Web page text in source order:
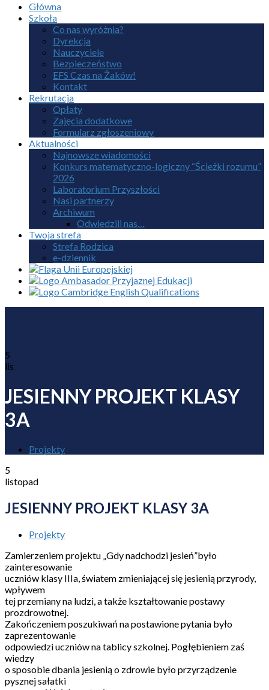
Główna
Szkoła
Co nas wyróżnia?
Dyrekcja
Nauczyciele
Bezpieczeństwo
EFS Czas na Żaków!
Kontakt
Rekrutacja
Opłaty
Zajęcia dodatkowe
Formularz zgłoszeniowy
Aktualności
Najnowsze wiadomości
Konkurs matematyczno-logiczny “Ścieżki rozumu”
2026
Laboratorium Przyszłości
Nasi partnerzy
Archiwum
Odwiedzili nas…
Twoja strefa
Strefa Rodzica
e-dziennik
5
lis
JESIENNY PROJEKT KLASY
3A
Projekty
5
listopad
JESIENNY PROJEKT KLASY 3A
Projekty
Zamierzeniem projektu „Gdy nadchodzi jesień”było
zainteresowanie
uczniów klasy IIIa, światem zmieniającej się jesienią przyrody,
wpływem
tej przemiany na ludzi, a także kształtowanie postawy
prozdrowotnej.
Zakończeniem poszukiwań na postawione pytania było
zaprezentowanie
odpowiedzi uczniów na tablicy szkolnej. Pogłębieniem zaś
wiedzy
o sposobie dbania jesienią o zdrowie było przyrządzenie
pysznej sałatki